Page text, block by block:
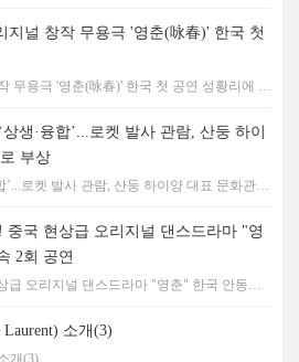
지널 창작 무용극 '영춘(咏春)' 한국 첫
무용극 '영춘(咏春)' 한국 첫 공연 성황리에 개
생·융합’...로켓 발사 관람, 산둥 하이
부상
’...로켓 발사 관람, 산둥 하이양 대표 문화관광
중국 현상급 오리지널 댄스드라마 "영
2회 공연
급 오리지널 댄스드라마 "영춘" 한국 안동에
소개(3)